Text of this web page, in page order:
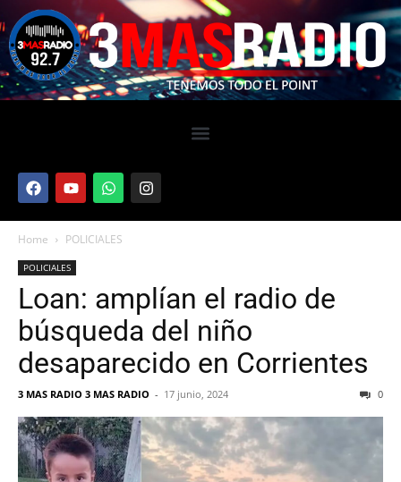
Home POLICIALES
POLICIALES
Loan: amplían el radio de
búsqueda del niño
desaparecido en Corrientes
3 MAS RADIO 3 MAS RADIO - 17 junio, 2024 0